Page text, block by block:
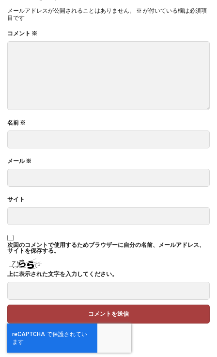
メールアドレスが公開されることはありません。 ※ が付いている欄は必須項
目です
コメント ※
名前 ※
メール※
サイト
次回のコメントで使用するためブラウザーに自分の名前、メールアドレス、
サイトを保存する。
上に表示された文字を入力してください。